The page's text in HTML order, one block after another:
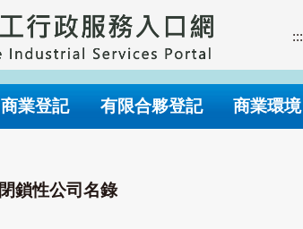
:::
商業登記 有限合夥登記 商業環境
閉鎖性公司名錄